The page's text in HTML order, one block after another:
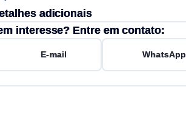
adicionais
interesse? Entre em contato:
E-mail WhatsApp